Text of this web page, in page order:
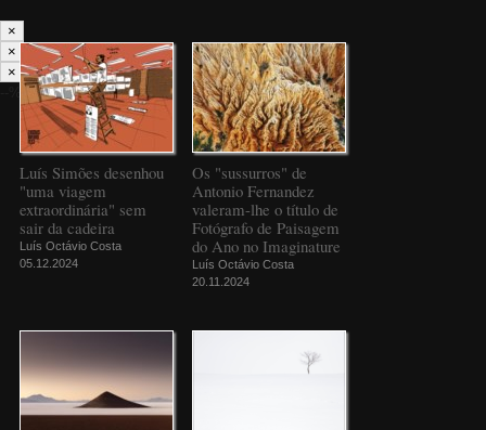
Luís Simões desenhou
"uma viagem
extraordinária" sem
sair da cadeira
Luís Octávio Costa
05.12.2024
Os "sussurros" de
Antonio Fernandez
valeram-lhe o título de
Fotógrafo de Paisagem
do Ano no Imaginature
Luís Octávio Costa
20.11.2024
×
×
×
--%>